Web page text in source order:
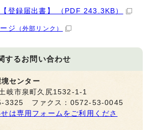
登録届出書】 （PDF 243.3KB）
ジ （外部リンク）
するお問い合わせ
センター
市泉町久尻1532-1-1
3325 ファクス：0572-53-0045
は専用フォームをご利用くださ